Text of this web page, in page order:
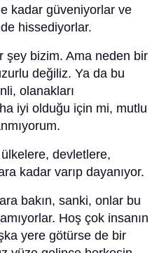
kadar güveniyorlar ve
hissediyorlar.
şey bizim. Ama neden bir
değiliz. Ya da bu
olanakları
iyi olduğu için mi, mutlu
devletlere,
kadar varıp dayanıyor.
bakın, sanki, onlar bu
Hoş çok insanın
yere götürse de bir